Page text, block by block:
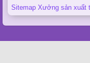
Sitemap Xưởng sản xuất